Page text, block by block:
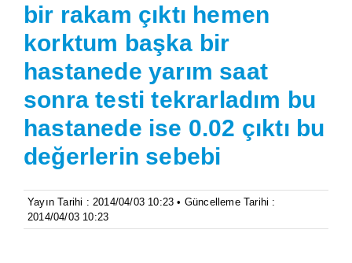
bir rakam çıktı hemen
korktum başka bir
hastanede yarım saat
sonra testi tekrarladım bu
hastanede ise 0.02 çıktı bu
değerlerin sebebi
Yayın Tarihi : 2014/04/03 10:23 • Güncelleme Tarihi :
2014/04/03 10:23